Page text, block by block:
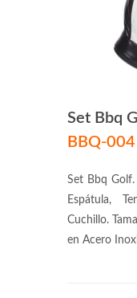
Set Bbq
BBQ-004
Set Bbq
Espátula,
Cuchillo.
en Acero